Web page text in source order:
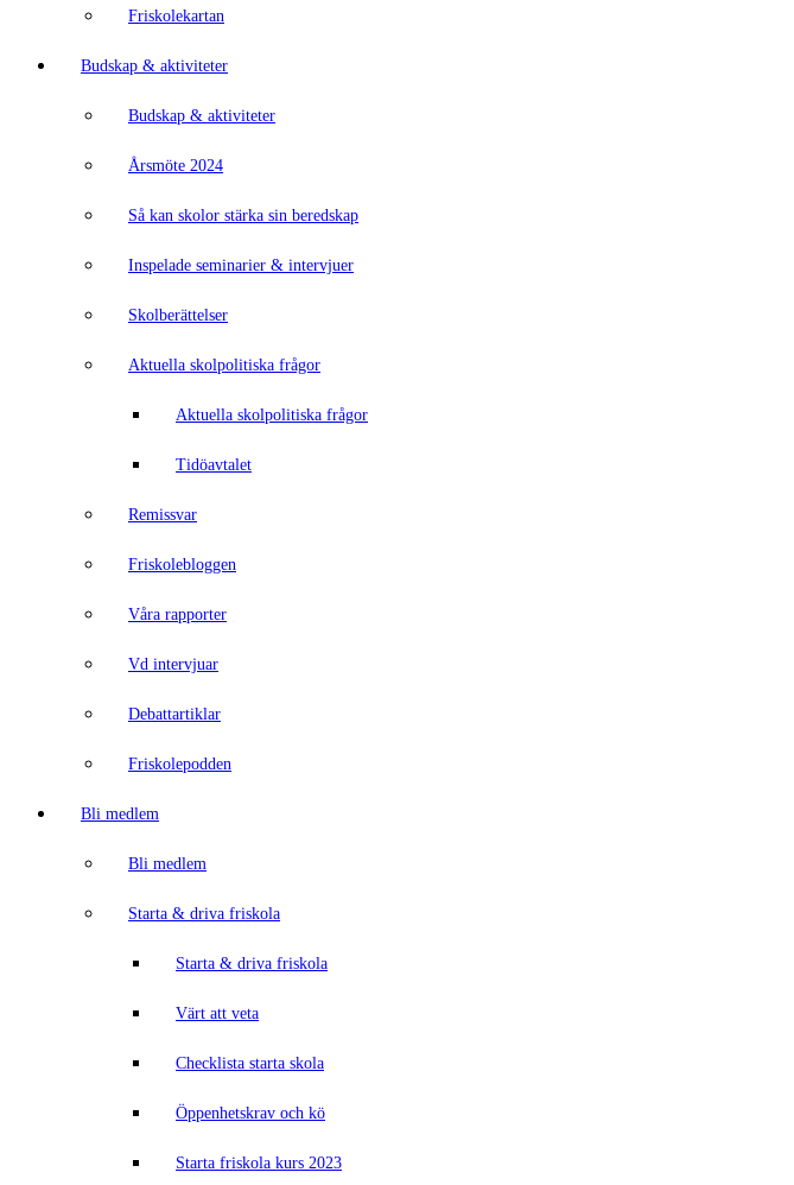
Friskolekartan
Budskap & aktiviteter
Budskap & aktiviteter
Årsmöte 2024
Så kan skolor stärka sin beredskap
Inspelade seminarier & intervjuer
Skolberättelser
Aktuella skolpolitiska frågor
Aktuella skolpolitiska frågor
Tidöavtalet
Remissvar
Friskolebloggen
Våra rapporter
Vd intervjuar
Debattartiklar
Friskolepodden
Bli medlem
Bli medlem
Starta & driva friskola
Starta & driva friskola
Värt att veta
Checklista starta skola
Öppenhetskrav och kö
Starta friskola kurs 2023